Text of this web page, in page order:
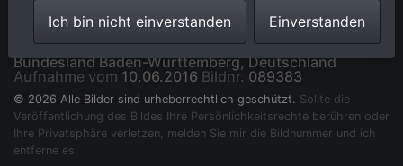
Maria Königin im Ortsteil Horrenberg in Dielheim im
Bundesland Baden-Württemberg, Deutschland
Aufnahme vom 10.06.2016 Bildnr. 089383
© 2026 Alle Bilder sind urheberrechtlich geschützt. Sollte die
Veröffentlichung des Bildes Ihre Persönlichkeitsrechte berühren oder
Ihre Privatsphäre verletzen, melden Sie mir die Bildnummer und ich
entferne es.
Ich bin nicht einverstanden Einverstanden